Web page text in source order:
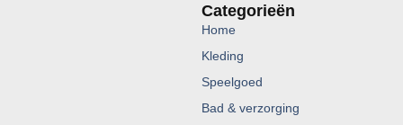
Categorieën
Home
Kleding
Speelgoed
Bad & verzorging